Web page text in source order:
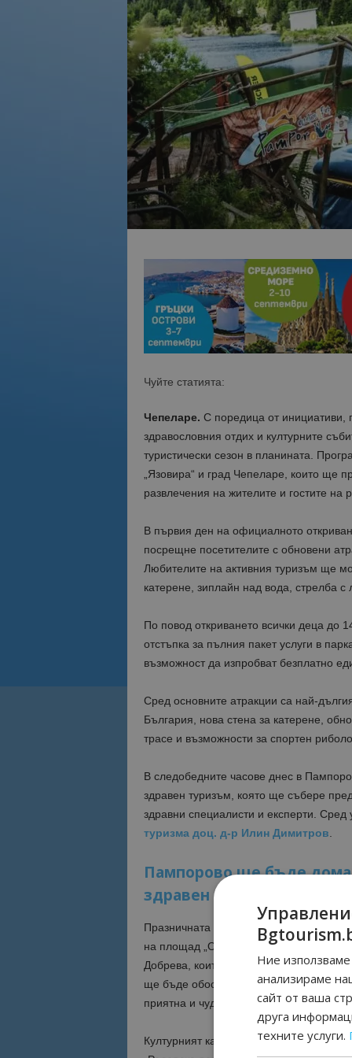
Чуйте статията:
Чепеларе. С поредица от инициативи,
здравословния отдих и културните
туристически сезон в планината.
„Язовира“ и град Чепеларе, които ще
развлечения на жителите и гостите на
В първия ден на официалното
посрещне посетителите с обновени
Любителите на активния туризъм ще
катерене, зиплайн над вода, стрелба
По повод откриването всички деца до
отстъпка за пълния пакет услуги в
възможност да изпробват безплатно
Сред основните атракции са най-
България, нова стена за катерене,
трасе и възможности за спортен
В следобедните часове днес в
здравен туризъм, която ще събере
здравни специалисти и експерти.
туризма доц. д-р Илин Димитров
Пампорово ще бъде
здравен туризъм
Празничната програма продължава на
на площад „Олимпийски“ в Чепеларе.
Добрева, които ще се погрижат за
ще бъде обособена и специална зона
приятна и чудесна атмосфера за
Културният календар на общината
Ние
анализираме
сайт от ваша
друга
техните услуги.